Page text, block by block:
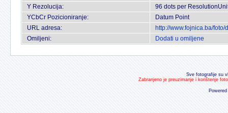
Y Rezolucija:
96 dots per
YCbCr Pozicioniranje:
Datum Point
URL adresa:
http://www.fojnica.ba/
Omiljeni:
Dodati u omiljene
Sve fotografije su
Zabranjeno je preuzimanje i korištenje